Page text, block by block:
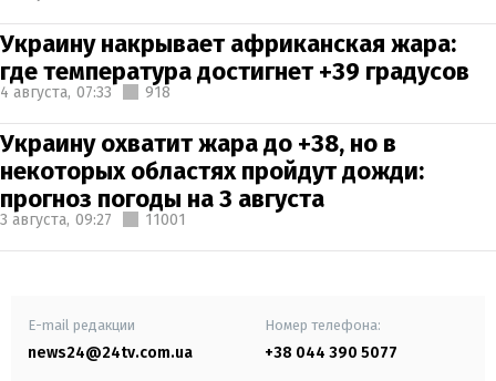
Украину накрывает африканская жара:
где температура достигнет +39 градусов
4 августа, 07:33 918
Украину охватит жара до +38, но в
некоторых областях пройдут дожди:
прогноз погоды на 3 августа
3 августа, 09:27 11001
E-mail редакции
news24@24tv.com.ua
Номер телефона:
+38 044 390 5077